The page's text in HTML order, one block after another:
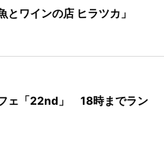
とワインの店 ヒラツカ」
ェ「22nd」 18時までラン